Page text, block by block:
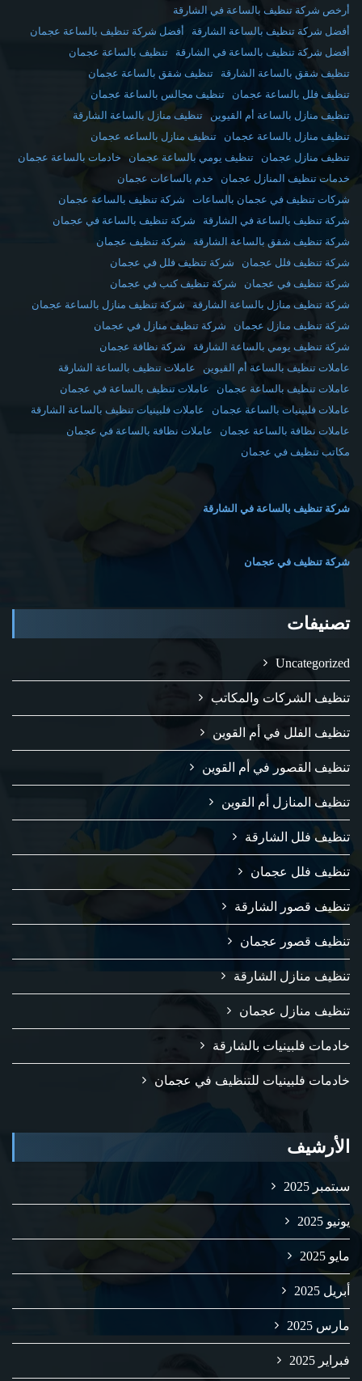
أرخص شركة تنظيف بالساعة في الشارقة
أفضل شركة تنظيف بالساعة الشارقة
أفضل شركة تنظيف بالساعة عجمان
أفضل شركة تنظيف بالساعة في الشارقة
تنظيف بالساعة عجمان
تنظيف شقق بالساعة الشارقة
تنظيف شقق بالساعة عجمان
تنظيف فلل بالساعة عجمان
تنظيف مجالس بالساعة عجمان
تنظيف منازل بالساعة أم القيوين
تنظيف منازل بالساعة الشارقة
تنظيف منازل بالساعة عجمان
تنظيف منازل بالساعه عجمان
تنظيف منازل عجمان
تنظيف يومي بالساعة عجمان
خادمات بالساعة عجمان
خدمات تنظيف المنازل عجمان
خدم بالساعات عجمان
شركات تنظيف في عجمان بالساعات
شركة تنظيف بالساعة عجمان
شركة تنظيف بالساعة في الشارقة
شركة تنظيف بالساعة في عجمان
شركة تنظيف شقق بالساعة الشارقة
شركة تنظيف عجمان
شركة تنظيف فلل عجمان
شركة تنظيف فلل في عجمان
شركة تنظيف في عجمان
شركة تنظيف كنب في عجمان
شركة تنظيف منازل بالساعة الشارقة
شركة تنظيف منازل بالساعة عجمان
شركة تنظيف منازل عجمان
شركة تنظيف منازل في عجمان
شركة تنظيف يومي بالساعة الشارقة
شركة نظافة عجمان
عاملات تنظيف بالساعة أم القيوين
عاملات تنظيف بالساعة الشارقة
عاملات تنظيف بالساعة عجمان
عاملات تنظيف بالساعة في عجمان
عاملات فلبينيات بالساعة عجمان
عاملات فلبينيات تنظيف بالساعة الشارقة
عاملات نظافة بالساعة عجمان
عاملات نظافة بالساعة في عجمان
مكاتب تنظيف في عجمان
شركة تنظيف بالساعة في الشارقة
شركة تنظيف في عجمان
تصنيفات
Uncategorized
تنظيف الشركات والمكاتب
تنظيف الفلل في أم القوين
تنظيف القصور في أم القوين
تنظيف المنازل أم القوين
تنظيف فلل الشارقة
تنظيف فلل عجمان
تنظيف قصور الشارقة
تنظيف قصور عجمان
تنظيف منازل الشارقة
تنظيف منازل عجمان
خادمات فلبينيات بالشارقة
خادمات فلبينيات للتنظيف في عجمان
الأرشيف
سبتمبر 2025
يونيو 2025
مايو 2025
أبريل 2025
مارس 2025
فبراير 2025